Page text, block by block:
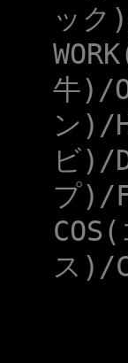
ック
牛)/
ン)/
ビ)/
プ)/
ス)/